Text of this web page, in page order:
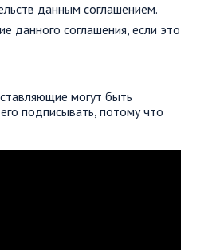
данным соглашением.
данного соглашения, если это
могут быть
подписывать, потому что